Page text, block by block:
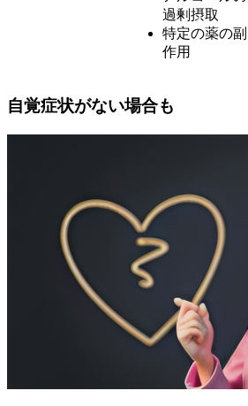
過剰摂取
特定の薬の副
作用
自覚症状がない場合も